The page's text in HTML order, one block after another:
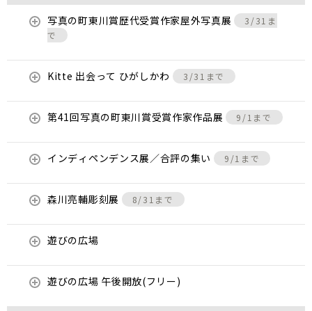
写真の町東川賞歴代受賞作家屋外写真展
3/31ま
で
Kitte 出会って ひがしかわ 3/31まで
第41回写真の町東川賞受賞作家作品展 9/1まで
インディペンデンス展／合評の集い 9/1まで
森川亮輔彫刻展 8/31まで
遊びの広場
遊びの広場 午後開放(フリー)